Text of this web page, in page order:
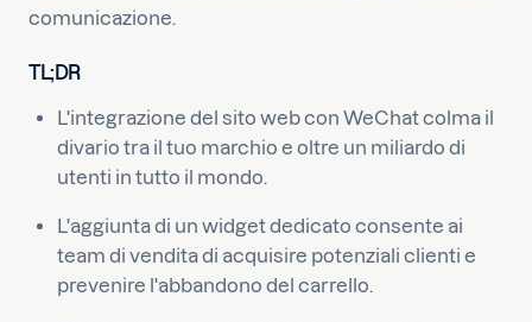
comunicazione.
TL;DR
L'integrazione del sito web con WeChat colma il
divario tra il tuo marchio e oltre un miliardo di
utenti in tutto il mondo.
L'aggiunta di un widget dedicato consente ai
team di vendita di acquisire potenziali clienti e
prevenire l'abbandono del carrello.